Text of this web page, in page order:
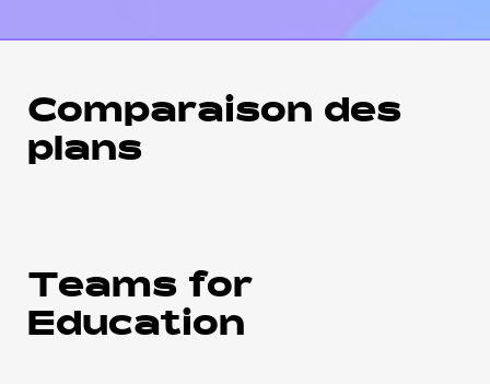
Comparaison des
plans
Teams for
Education